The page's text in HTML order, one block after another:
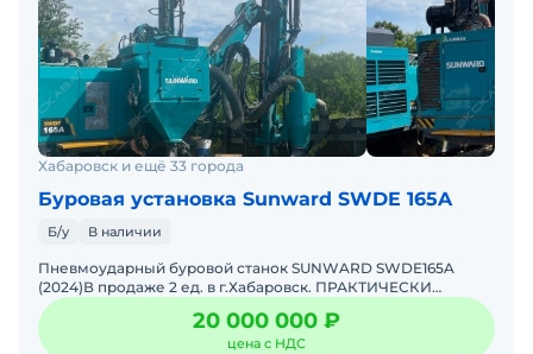
Хабаровск и ещё 33 города
Буровая установка Sunward SWDE 165A
Б/у В наличии
Пневмоударный буровой станок SUNWARD SWDE165A
(2024)В продаже 2 ед. в г.Хабаровск. ПРАКТИЧЕСКИ
НОВЫЙ! 2024 год выпускаМинимальная наработка – около
600 м
20 000 000 ₽
цена с НДС